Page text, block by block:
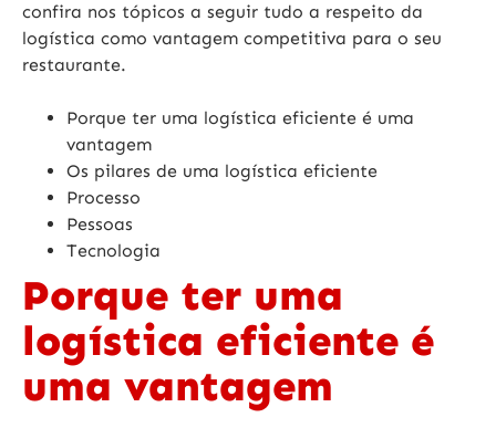
confira nos tópicos a seguir tudo a respeito da
logística como vantagem competitiva para o seu
restaurante.
Porque ter uma logística eficiente é uma
vantagem
Os pilares de uma logística eficiente
Processo
Pessoas
Tecnologia
Porque ter uma
logística eficiente é
uma vantagem